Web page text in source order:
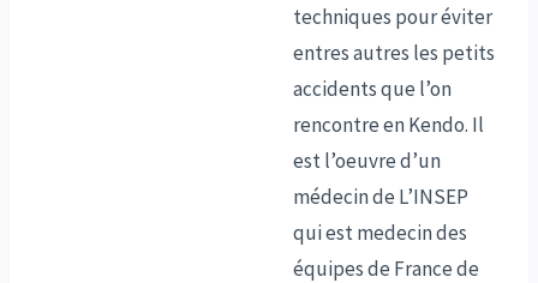
techniques pour éviter
entres autres les petits
accidents que l’on
rencontre en Kendo. Il
est l’oeuvre d’un
médecin de L’INSEP
qui est medecin des
équipes de France de